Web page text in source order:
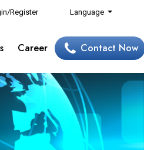
Register Language
Career Contact Now